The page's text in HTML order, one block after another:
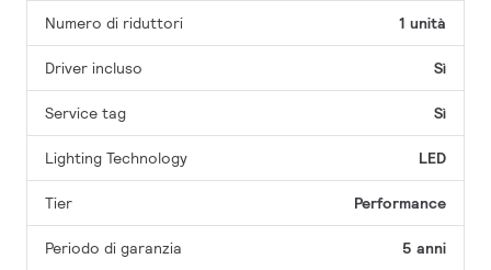
Numero di riduttori 1 unità
Driver incluso Sì
Service tag Sì
Lighting Technology LED
Tier Performance
Periodo di garanzia 5 anni